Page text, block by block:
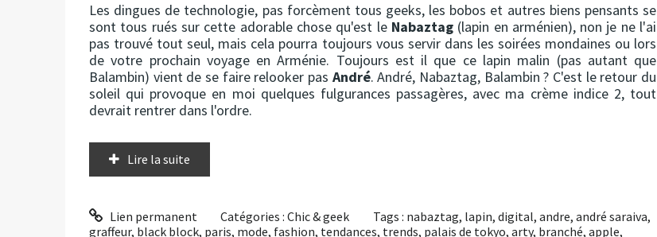
Les dingues de technologie, pas forcèment tous geeks, les bobos et autres biens pensants se
sont tous rués sur cette adorable chose qu'est le Nabaztag(lapin en arménien), non je ne l'ai
pas trouvé tout seul, mais cela pourra toujours vous servir dans les soirées mondaines ou lors
de votre prochain voyage en Arménie. Toujours est il que ce lapin malin (pas autant que
Balambin) vient de se faire relooker pas André. André, Nabaztag, Balambin ? C'est le retour du
soleil qui provoque en moi quelques fulgurances passagères, avec ma crème indice 2, tout
devrait rentrer dans l'ordre.
Lire la suite
Lien permanent Catégories :Chic & geek Tags : nabaztag, lapin,digital,andre,andré saraiva,
graffeur, black block, paris, mode, fashion, tendances, trends, palais de tokyo, arty, branché, apple,